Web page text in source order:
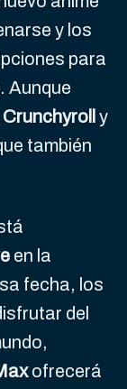
y los
para
Aunque
Crunchyroll y
también
en la
fecha, los
del
ofrecerá